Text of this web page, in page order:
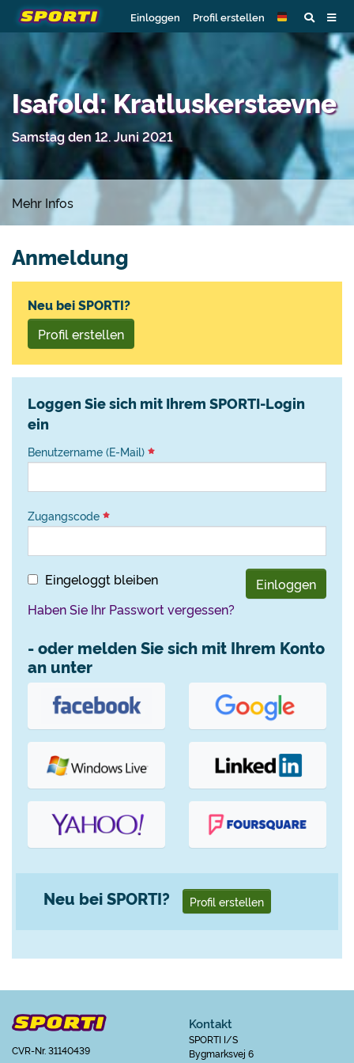
Einloggen Profil erstellen
Isafold: Kratluskerstævne
Samstag den 12. Juni 2021
Mehr Infos
Anmeldung
Neu bei SPORTI?
Profil erstellen
Loggen Sie sich mit Ihrem SPORTI-Login
ein
Benutzername (E-Mail)
Zugangscode
Eingeloggt bleiben
Einloggen
Haben Sie Ihr Passwort vergessen?
- oder melden Sie sich mit Ihrem Konto
an unter
Neu bei SPORTI? Profil erstellen
CVR-Nr. 31140439
Kontakt
SPORTI I/S
Bygmarksvej 6